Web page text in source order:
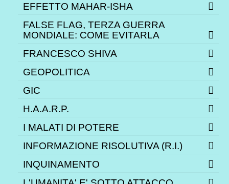
EFFETTO MAHAR-ISHA
FALSE FLAG, TERZA GUERRA
MONDIALE: COME EVITARLA
FRANCESCO SHIVA
GEOPOLITICA
GIC
H.A.A.R.P.
I MALATI DI POTERE
INFORMAZIONE RISOLUTIVA (R.I.)
INQUINAMENTO